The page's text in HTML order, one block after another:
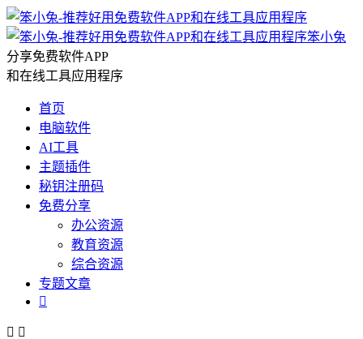
笨小兔
分享免费软件APP
和在线工具应用程序
首页
电脑软件
AI工具
主题插件
秘钥注册码
免费分享
办公资源
教育资源
综合资源
专题文章

 